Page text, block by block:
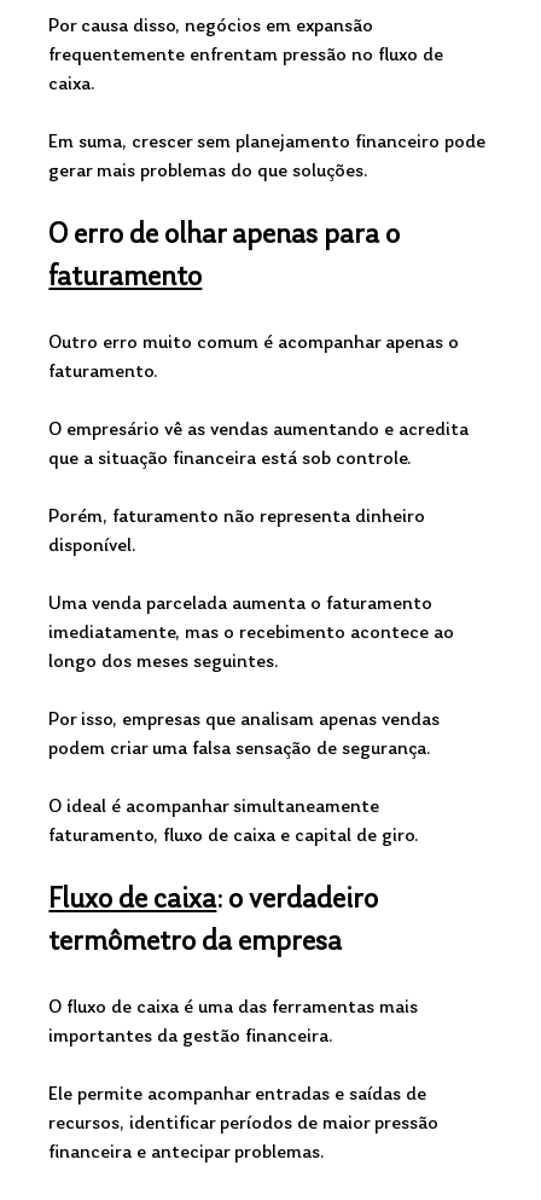
Por causa disso, negócios em expansão
frequentemente enfrentam pressão no fluxo de
caixa.
Em suma, crescer sem planejamento financeiro pode
gerar mais problemas do que soluções.
O erro de olhar apenas para o
faturamento
Outro erro muito comum é acompanhar apenas o
faturamento.
O empresário vê as vendas aumentando e acredita
que a situação financeira está sob controle.
Porém, faturamento não representa dinheiro
disponível.
Uma venda parcelada aumenta o faturamento
imediatamente, mas o recebimento acontece ao
longo dos meses seguintes.
Por isso, empresas que analisam apenas vendas
podem criar uma falsa sensação de segurança.
O ideal é acompanhar simultaneamente
faturamento, fluxo de caixa e capital de giro.
Fluxo de caixa: o verdadeiro
termômetro da empresa
O fluxo de caixa é uma das ferramentas mais
importantes da gestão financeira.
Ele permite acompanhar entradas e saídas de
recursos, identificar períodos de maior pressão
financeira e antecipar problemas.